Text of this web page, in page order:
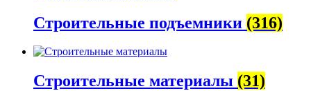
Строительные подъемники (316)
Строительные материалы (31)